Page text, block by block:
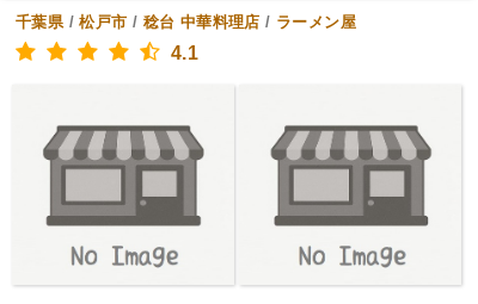
千葉県/松戸市 / 稔台 中華料理店 / ラーメン屋
4.1